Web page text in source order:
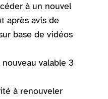
à un nouvel
après avis de
base de vidéos
valable 3
à renouveler